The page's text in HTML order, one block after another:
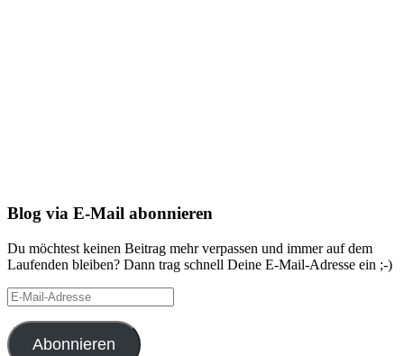
Blog via E-Mail abonnieren
Du möchtest keinen Beitrag mehr verpassen und immer auf dem
Laufenden bleiben? Dann trag schnell Deine E-Mail-Adresse ein ;-)
E-
Mail-
Adresse
Abonnieren